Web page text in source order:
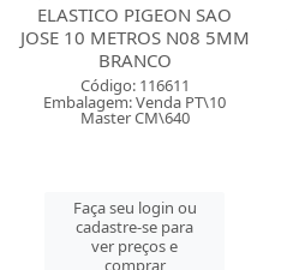
ELASTICO PIGEON SAO
JOSE 10 METROS N08 5MM
BRANCO
Código: 116611
Embalagem: Venda PT\10
Master CM\640
Faça seu login ou
cadastre-se para
ver preços e
comprar